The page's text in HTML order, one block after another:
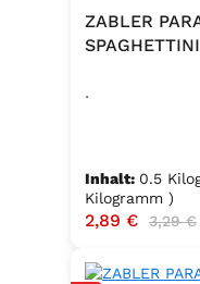
ZABLER
.
Inhalt: 0.5
Kilogramm )
Verkaufspreis:
2,89 € 3,29 €